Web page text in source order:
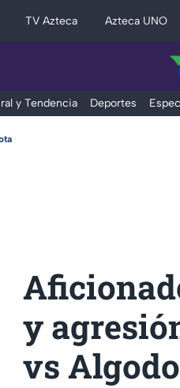
TV Azteca Azteca UNO
y Tendencia Deportes
y
vs